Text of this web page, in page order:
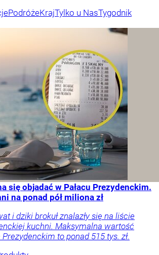
PodróżeKrajTylko u NasTygodnik
się objadać w Pałacu Prezydenckim.
na ponad pół miliona zł
i dziki brokuł znalazły się na liście
kuchni. Maksymalna wartość
to ponad 515 tys. zł.